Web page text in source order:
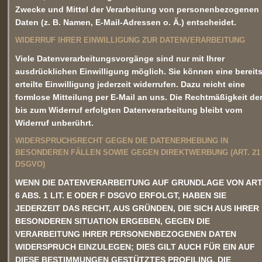
Zwecke und Mittel der Verarbeitung von personenbezogenen
Daten (z. B. Namen, E-Mail-Adressen o. Ä.) entscheidet.
WIDERRUF IHRER EINWILLIGUNG ZUR DATENVERARBEITUNG
Viele Datenverarbeitungsvorgänge sind nur mit Ihrer
ausdrücklichen Einwilligung möglich. Sie können eine bereits
erteilte Einwilligung jederzeit widerrufen. Dazu reicht eine
formlose Mitteilung per E-Mail an uns. Die Rechtmäßigkeit der
bis zum Widerruf erfolgten Datenverarbeitung bleibt vom
Widerruf unberührt.
WIDERSPRUCHSRECHT GEGEN DIE DATENERHEBUNG IN
BESONDEREN FÄLLEN SOWIE GEGEN DIREKTWERBUNG (ART. 21
DSGVO)
WENN DIE DATENVERARBEITUNG AUF GRUNDLAGE VON
6 ABS. 1 LIT. E ODER F DSGVO ERFOLGT, HABEN SIE
JEDERZEIT DAS RECHT, AUS GRÜNDEN, DIE SICH AUS IHRER
BESONDEREN SITUATION ERGEBEN, GEGEN DIE
VERARBEITUNG IHRER PERSONENBEZOGENEN DATEN
WIDERSPRUCH EINZULEGEN; DIES GILT AUCH FÜR EIN AUF
DIESE BESTIMMUNGEN GESTÜTZTES PROFILING. DIE